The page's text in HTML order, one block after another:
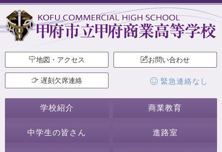
地図・アクセス お問い合わせ
遅刻欠席連絡 緊急連絡なし
学校紹介 商業教育
中学生の皆さん 進路室